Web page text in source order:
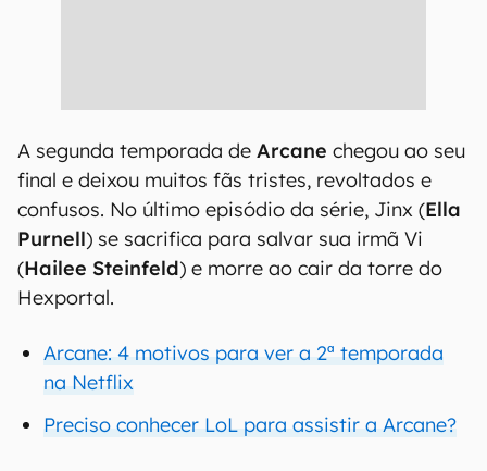
A segunda temporada de Arcane chegou ao seu
final e deixou muitos fãs tristes, revoltados e
confusos. No último episódio da série, Jinx (Ella
Purnell) se sacrifica para salvar sua irmã Vi
(Hailee Steinfeld) e morre ao cair da torre do
Hexportal.
Arcane: 4 motivos para ver a 2ª temporada
na Netflix
Preciso conhecer LoL para assistir a Arcane?